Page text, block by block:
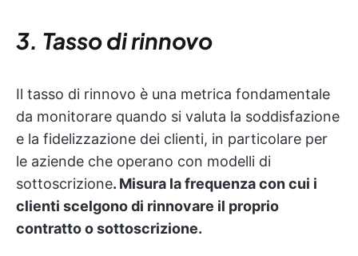
3. Tasso di rinnovo
Il tasso di rinnovo è una metrica fondamentale
da monitorare quando si valuta la soddisfazione
e la fidelizzazione dei clienti, in particolare per
le aziende che operano con modelli di
sottoscrizione. Misura la frequenza con cui i
clienti scelgono di rinnovare il proprio
contratto o sottoscrizione.